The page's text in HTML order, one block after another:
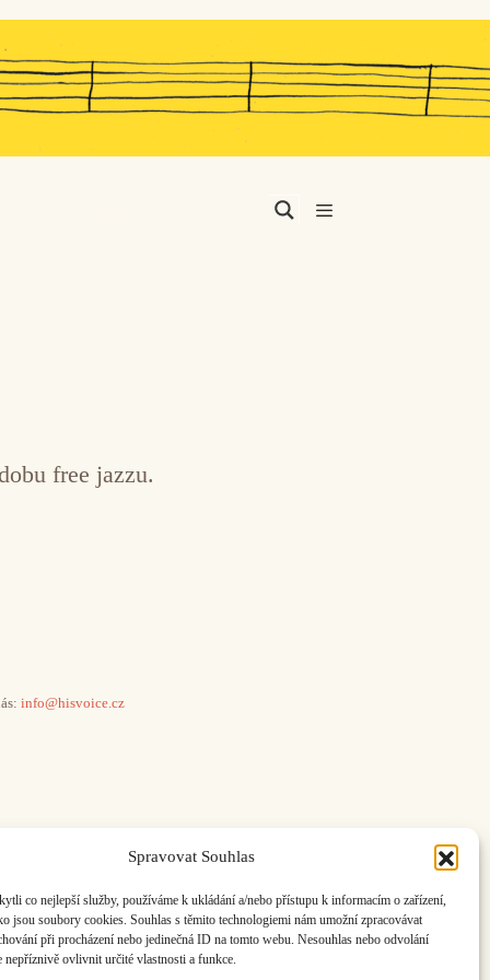
Spravovat Souhlas
co nejlepší služby, používáme k ukládání a/nebo přístupu k informacím o zařízení,
jsou soubory cookies. Souhlas s těmito technologiemi nám umožní zpracovávat
při procházení nebo jedinečná ID na tomto webu. Nesouhlas nebo odvolání
nepříznivě ovlivnit určité vlastnosti a funkce.
free jazzu.
info@hisvoice.cz